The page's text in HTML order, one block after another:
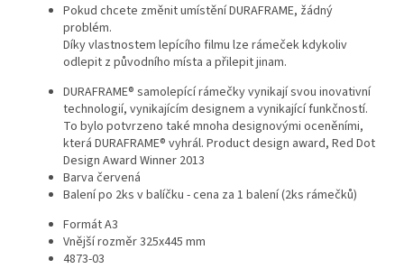
Pokud chcete změnit umístění DURAFRAME, žádný
problém.
Díky vlastnostem lepícího filmu lze rámeček kdykoliv
odlepit z původního místa a přilepit jinam.
DURAFRAME® samolepící rámečky vynikají svou inovativní
technologií, vynikajícím designem a vynikající funkčností.
To bylo potvrzeno také mnoha designovými oceněními,
která DURAFRAME® vyhrál. Product design award, Red Dot
Design Award Winner 2013
Barva červená
Balení po 2ks v balíčku - cena za 1 balení (2ks rámečků)
Formát A3
Vnější rozměr 325x445 mm
4873-03